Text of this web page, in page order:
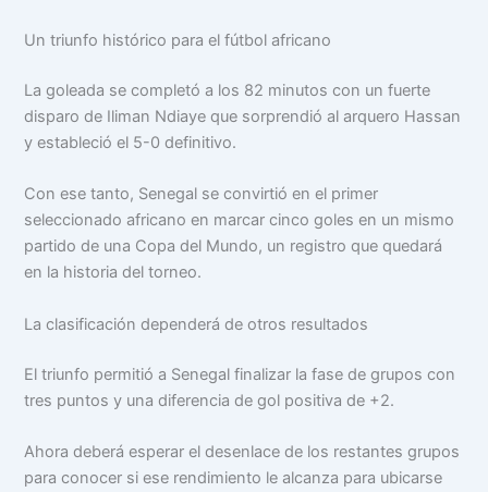
Un triunfo histórico para el fútbol africano
La goleada se completó a los 82 minutos con un fuerte
disparo de Iliman Ndiaye que sorprendió al arquero Hassan
y estableció el 5-0 definitivo.
Con ese tanto, Senegal se convirtió en el primer
seleccionado africano en marcar cinco goles en un mismo
partido de una Copa del Mundo, un registro que quedará
en la historia del torneo.
La clasificación dependerá de otros resultados
El triunfo permitió a Senegal finalizar la fase de grupos con
tres puntos y una diferencia de gol positiva de +2.
Ahora deberá esperar el desenlace de los restantes grupos
para conocer si ese rendimiento le alcanza para ubicarse